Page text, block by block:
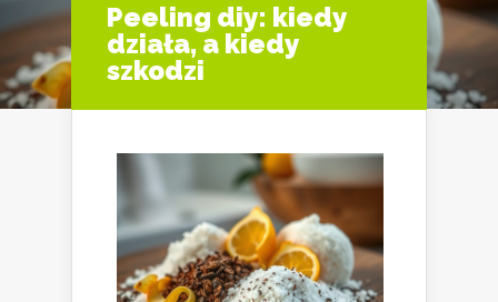
Peeling diy: kiedy
działa, a kiedy
szkodzi